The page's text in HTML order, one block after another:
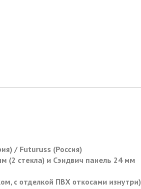
/ Futuruss (Россия)
(2 стекла) и Сэндвич панель 24 мм
с отделкой ПВХ откосами изнутри)